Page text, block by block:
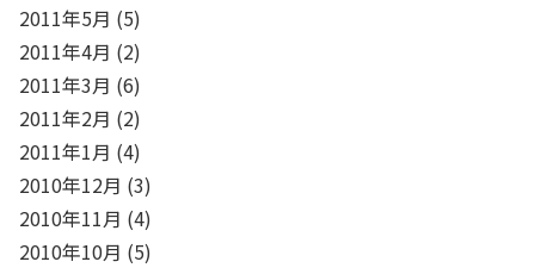
2011年5月 (5)
2011年4月 (2)
2011年3月 (6)
2011年2月 (2)
2011年1月 (4)
2010年12月 (3)
2010年11月 (4)
2010年10月 (5)